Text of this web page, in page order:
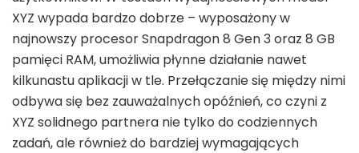
XYZ wypada bardzo dobrze – wyposażony w
najnowszy procesor Snapdragon 8 Gen 3 oraz 8 GB
pamięci RAM, umożliwia płynne działanie nawet
kilkunastu aplikacji w tle. Przełączanie się między nimi
odbywa się bez zauważalnych opóźnień, co czyni z
XYZ solidnego partnera nie tylko do codziennych
zadań, ale również do bardziej wymagających